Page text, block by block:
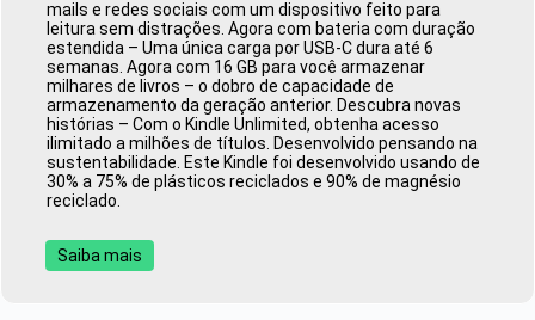
mails e redes sociais com um dispositivo feito para
leitura sem distrações. Agora com bateria com duração
estendida – Uma única carga por USB-C dura até 6
semanas. Agora com 16 GB para você armazenar
milhares de livros – o dobro de capacidade de
armazenamento da geração anterior. Descubra novas
histórias – Com o Kindle Unlimited, obtenha acesso
ilimitado a milhões de títulos. Desenvolvido pensando na
sustentabilidade. Este Kindle foi desenvolvido usando de
30% a 75% de plásticos reciclados e 90% de magnésio
reciclado.
Saiba mais